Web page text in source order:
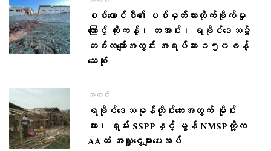
စစ်ကောင်စီ၏ ပစ်မှတ်ထားတိုက်ခိုက်မှု
ကြောင့် ကိုးကန့်၊ တအာင်း၊ ရခိုင်ဒေသ၌
တစ်လကျော်အတွင်း အရပ်သား ၁၅၀ခန့်
သေဆုံး
သတင်း
ရခိုင်ဒေသမုန်တိုင်းဘေးအတွက် မိုင်း
လား၊ ရှမ်း SSPPနှင့် မွန် NMSPတို့က
AAထံ အလှူငွေများပေးအပ်